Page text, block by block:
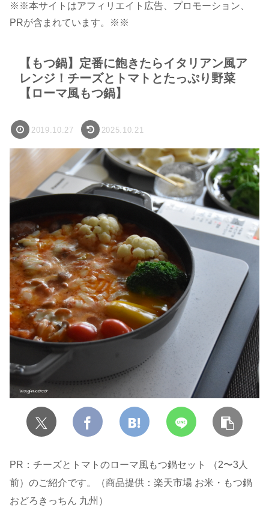
※※本サイトはアフィリエイト広告、プロモーション、
PRが含まれています。※※
【もつ鍋】定番に飽きたらイタリアン風ア
レンジ！チーズとトマトとたっぷり野菜
【ローマ風もつ鍋】
2019.10.27 2025.10.21
PR：チーズとトマトのローマ風もつ鍋セット （2〜3人
前）のご紹介です。（商品提供：楽天市場 お米・もつ鍋
おどろきっちん 九州）